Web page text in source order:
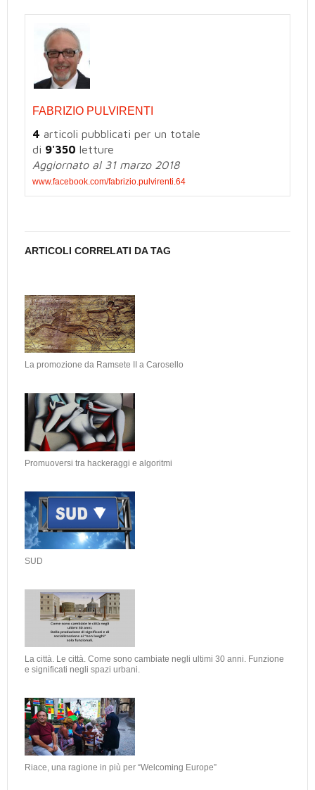
FABRIZIO PULVIRENTI
4 articoli pubblicati per un totale
di 9'350 letture
Aggiornato al 31 marzo 2018
www.facebook.com/fabrizio.pulvirenti.64
ARTICOLI CORRELATI DA TAG
La promozione da Ramsete II a Carosello
Promuoversi tra hackeraggi e algoritmi
SUD
La città. Le città. Come sono cambiate negli ultimi 30 anni. Funzione
e significati negli spazi urbani.
Riace, una ragione in più per “Welcoming Europe”